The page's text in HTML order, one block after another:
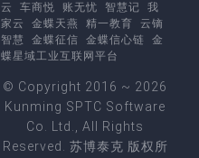
云
车商悦 账无忧 智慧记
我
家云
金蝶天燕 精一教育
云镝
智慧
金蝶征信 金蝶信心链
金
蝶星域工业互联网平台
© Copyright 2016 ~ 2026
Kunming SPTC Software
Co. Ltd., All Rights
Reserved. 苏博泰克 版权所